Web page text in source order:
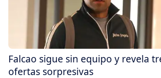
Falcao sigue sin equipo y revela
ofertas sorpresivas